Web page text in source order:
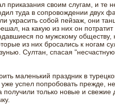
приказания своим слугам, и те
туда в сопровождении двух
украсить собой пейзаж, они
на какую из них он
по мужскому обществу,
из них бросались к ногам
Султан, спасая
маленький праздник в
успел попробовать прежде,
только новые и свежие